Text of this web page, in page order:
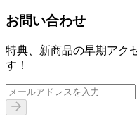
お問い合わせ
特典、新商品の早期アク
す！